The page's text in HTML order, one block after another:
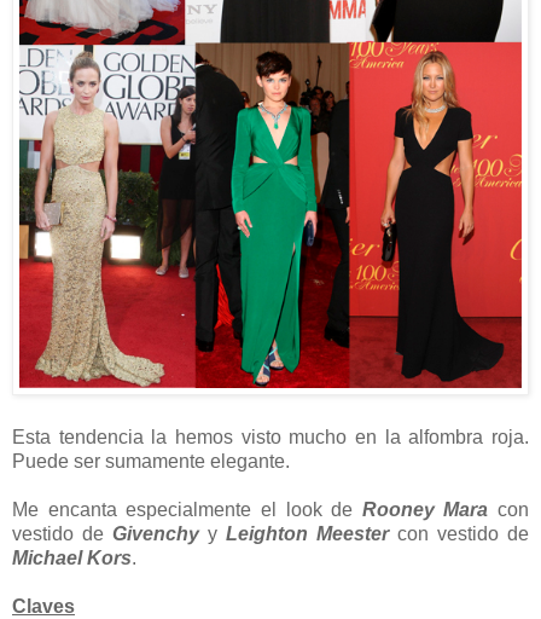
Esta tendencia la hemos visto mucho en la alfombra roja.
Puede ser sumamente elegante.
Me encanta especialmente el look de Rooney Mara con
vestido de Givenchy y Leighton Meestercon vestido de
Michael Kors.
Claves